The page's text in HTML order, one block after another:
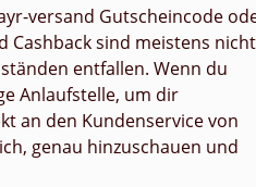
versand Gutscheincode
Cashback sind meistens nicht
entfallen. Wenn du
Anlaufstelle, um dir
an den Kundenservice von
genau hinzuschauen und